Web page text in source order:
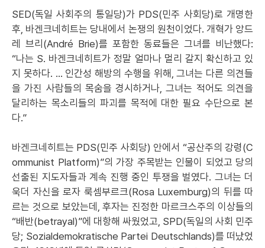
SED(독일 사회주의 통일당)가 PDS(민주 사회당)로 개명한
후, 바겐크네히트는 당내에서 논쟁의 원천이었다. 개혁가 앙드
레 브리(André Brie)를 포함한 동료들은 그녀를 비난했다:
“나는 S. 바겐크네히트가 정말 얼마나 멀리 갈지 확신하고 있
지 못하다. ... 인간성 해방의 수행을 위해, 그녀는 다른 의견들
을 가진 사람들의 목숨을 경시하거나, 그녀는 적어도 의견을
달리하는 목소리들의 파괴를 목적에 대한 필요 수단으로 본
다.”
바겐크네히트는 PDS(민주 사회당) 안에서 “공산주의 강령(C
ommunist Platform)”의 가장 주목받는 인물이 되었고 당의
선출된 지도자들과 계속 진행 중인 투쟁을 벌였다. 그녀는 더
욱더 자신을 로자 룩셈부르크(Rosa Luxemburg)의 뒤를 따
르는 것으로 보았는데, 후자는 진정한 마르크스주의 이상들의
“배반(betrayal)”에 대항해 싸웠었고, SPD(독일의 사회 민주
당; Sozialdemokratische Partei Deutschlands)를 떠났었